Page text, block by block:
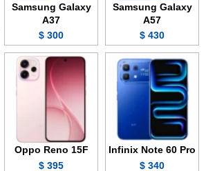
Samsung Galaxy
A57
430 $
Samsung Galaxy
A37
300 $
Infinix Note 60 Pro
340 $
Oppo Reno 15F
395 $